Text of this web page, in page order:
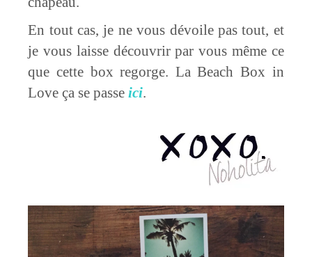
En tout cas, je ne vous dévoile pas tout, et
je vous laisse découvrir par vous même ce
que cette box regorge. La Beach Box in
Love ça se passeici.